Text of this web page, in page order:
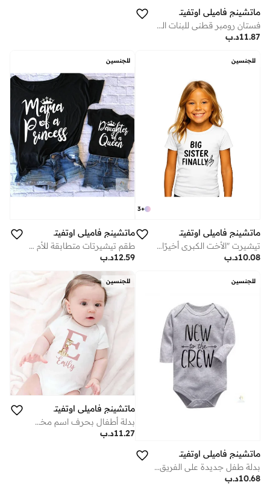
ماتشينج فاميلي اوتفيتس
فستان رومبر قطني للبنات الرضيعات بأكمام مكشكشة | قطعة ملابس مطبوعة بتصميم Little Bean للرضع | ملابس ناعمة ومريحة وجيدة التهوية لحديثي الولادة للاستخدام اليومي
د.ب11.87
للجنسين
+
3
ماتشينج فاميلي اوتفيتس
تيشيرت "الأخت الكبرى أخيرًا" | قميص أبيض قطني للأطفال | مريح للارتداء اليومي | هدية مثالية للأخوات | زي عائلي متطابق
د.ب10.08
للجنسين
ماتشينج فاميلي اوتفيتس
طقم تيشيرتات متطابقة للأم والابنة | تيشيرتات سوداء للأم والابنة | ملابس عائلية مناسبة للارتداء اليومي والهدايا وجلسات التصوير
د.ب12.59
للجنسين
ماتشينج فاميلي اوتفيتس
بدلة طفل جديدة على الفريق | رومبر قطني بأكمام طويلة للجنسين | ناعم وقابل للتنفس للارتداء اليومي لحديثي الولادة | زي مطبوع لطيف للأولاد والبنات
د.ب10.68
للجنسين
ماتشينج فاميلي اوتفيتس
بدلة أطفال بحرف اسم مخصص – بدلة مولود جديد مخصصة بحرف الاسم مع حيوان لطيف «إيميلي»، للجنسين للأولاد والبنات، قطن بأكمام قصيرة، زي طفل فريد ومخصص (أبيض)
د.ب11.27